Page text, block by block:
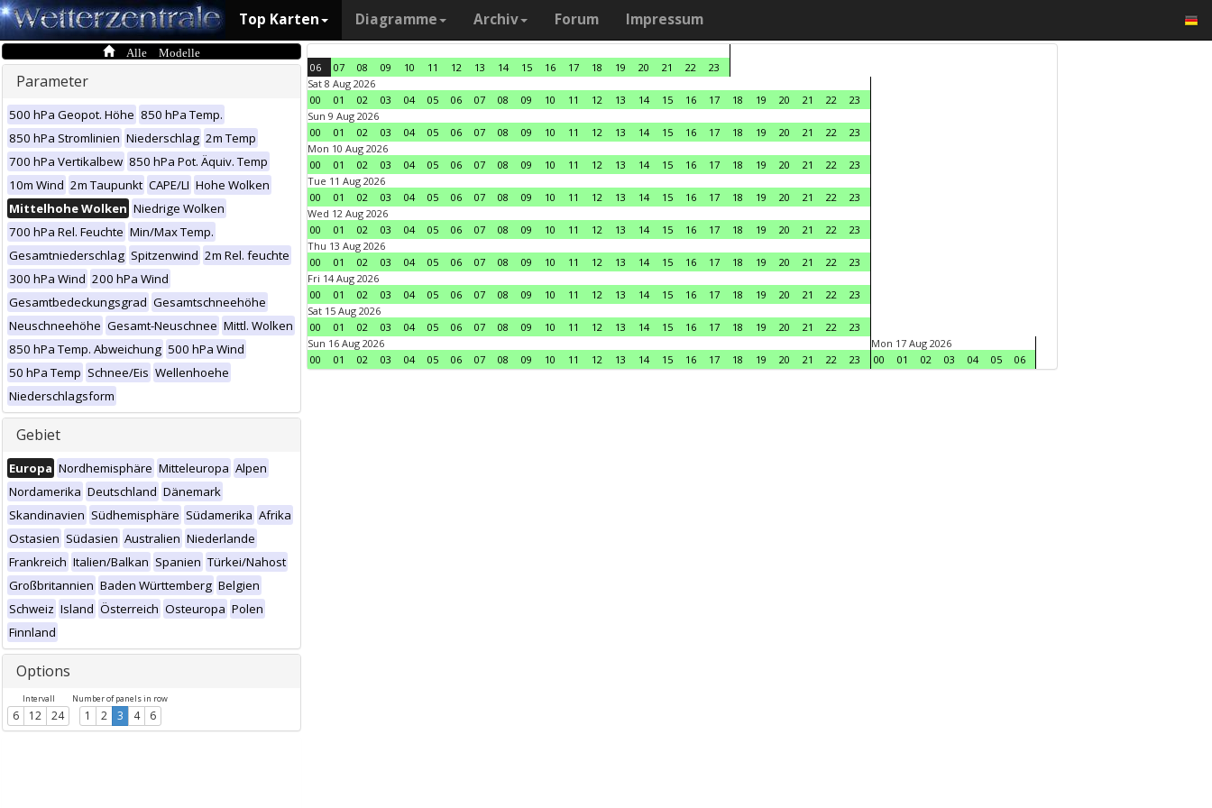
Top Karten Diagramme Archiv Forum Impressum
Alle Modelle
Parameter
500 hPa Geopot. Höhe 850 hPa Temp.
850 hPa Stromlinien Niederschlag 2m Temp
700 hPa Vertikalbew 850 hPa Pot. Äquiv. Temp
10m Wind 2m Taupunkt CAPE/LI Hohe Wolken
Mittelhohe Wolken Niedrige Wolken
700 hPa Rel. Feuchte Min/Max Temp.
Gesamtniederschlag Spitzenwind 2m Rel. feuchte
300 hPa Wind 200 hPa Wind
Gesamtbedeckungsgrad Gesamtschneehöhe
Neuschneehöhe Gesamt-Neuschnee Mittl. Wolken
850 hPa Temp. Abweichung 500 hPa Wind
50 hPa Temp Schnee/Eis Wellenhoehe
Niederschlagsform
Gebiet
Europa Nordhemisphäre Mitteleuropa Alpen
Nordamerika Deutschland Dänemark
Skandinavien Südhemisphäre Südamerika Afrika
Ostasien Südasien Australien Niederlande
Frankreich Italien/Balkan Spanien Türkei/Nahost
Großbritannien Baden Württemberg Belgien
Schweiz Island Österreich Osteuropa Polen
Finnland
Options
Intervall
6 12 24
Number of panels in row
1 2 3 4 6
06 07 08 09 10 11 12 13 14 15 16 17 18 19 20 21 22
23
Sat 8 Aug 2026
00
01 02 03 04 05 06 07 08 09 10 11 12 13 14 15 16 17 18 19 20 21 22
23
Sun 9 Aug 2026
00
01 02 03 04 05 06 07 08 09 10 11 12 13 14 15 16 17 18 19 20 21 22
23
Mon 10 Aug 2026
00
01 02 03 04 05 06 07 08 09 10 11 12 13 14 15 16 17 18 19 20 21 22
23
Tue 11 Aug 2026
00
01 02 03 04 05 06 07 08 09 10 11 12 13 14 15 16 17 18 19 20 21 22
23
Wed 12 Aug 2026
00
01 02 03 04 05 06 07 08 09 10 11 12 13 14 15 16 17 18 19 20 21 22
23
Thu 13 Aug 2026
00
01 02 03 04 05 06 07 08 09 10 11 12 13 14 15 16 17 18 19 20 21 22
23
Fri 14 Aug 2026
00
01 02 03 04 05 06 07 08 09 10 11 12 13 14 15 16 17 18 19 20 21 22
23
Sat 15 Aug 2026
00
01 02 03 04 05 06 07 08 09 10 11 12 13 14 15 16 17 18 19 20 21 22
23
Sun 16 Aug 2026
00
01 02 03 04 05 06 07 08 09 10 11 12 13 14 15 16 17 18 19 20 21 22 23
Mon 17 Aug 2026
00
01 02 03 04 05 06